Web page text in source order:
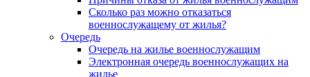
Сколько раз можно отказаться
военнослужащему от жилья?
Очередь
Очередь на жилье военнослужащим
Электронная очередь военнослужащих на
жилье